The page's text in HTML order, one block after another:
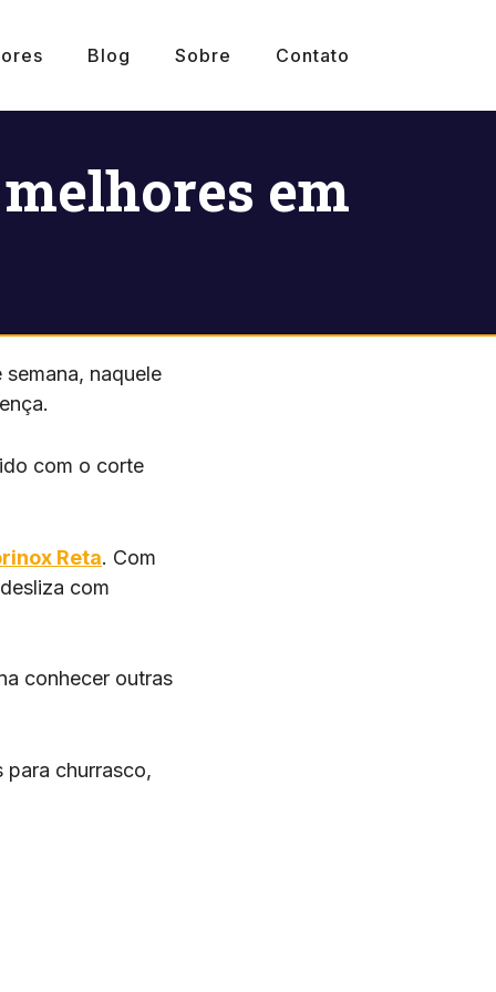
Blog Sobre Contato
em
naquele
com o corte
Reta. Com
com
conhecer outras
para churrasco,